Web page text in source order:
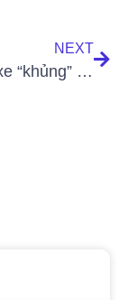
NEXT
Dàn siêu xe “khủng” đổ bộ về Đảo ngọc Phú Quốc mừng khai trương Thẩm mỹ viện Mailisa